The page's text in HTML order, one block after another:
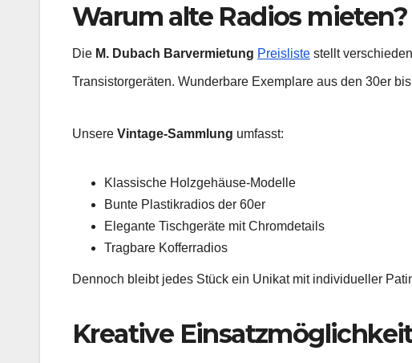
Warum alte Radios
Die M. Dubach Barvermietung Preisliste stellt
Transistorgeräten. Wunderbare Exemplare aus den 30er
Unsere Vintage-Sammlung umfasst:
Klassische Holzgehäuse-Modelle
Bunte Plastikradios der 60er
Elegante Tischgeräte mit Chromdetails
Tragbare Kofferradios
Dennoch bleibt jedes Stück ein Unikat mit individueller
Kreative